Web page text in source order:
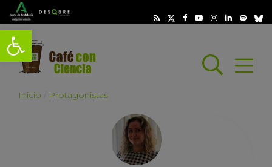
Abrir barra de herramientas
Abrir
Inicio Protagonistas